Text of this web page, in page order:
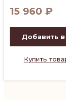
15 960 ₽
Добавить в
Купить